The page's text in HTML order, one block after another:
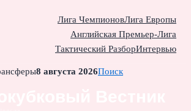
Лига ЧемпионовЛига Европы
Английская Премьер-Лига
Тактический РазборИнтервью
8 августа 2026Поиск